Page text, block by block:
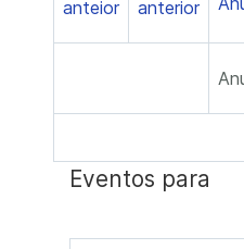
Eventos para